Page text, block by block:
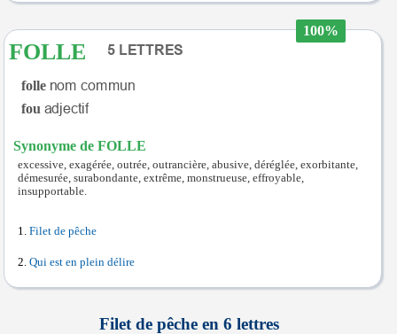
100%
FOLLE
folle
fou
Synonyme de FOLLE
excessive, exagérée, outrée, outrancière, abusive, déréglée, exorbitante,
démesurée, surabondante, extrême, monstrueuse, effroyable,
insupportable.
Filet de pêche
Qui est en plein délire
Filet de pêche en 6 lettres